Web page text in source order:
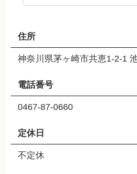
住所
神奈川県茅ヶ崎市共恵1-2-1
電話番号
0467-87-0660
定休日
不定休